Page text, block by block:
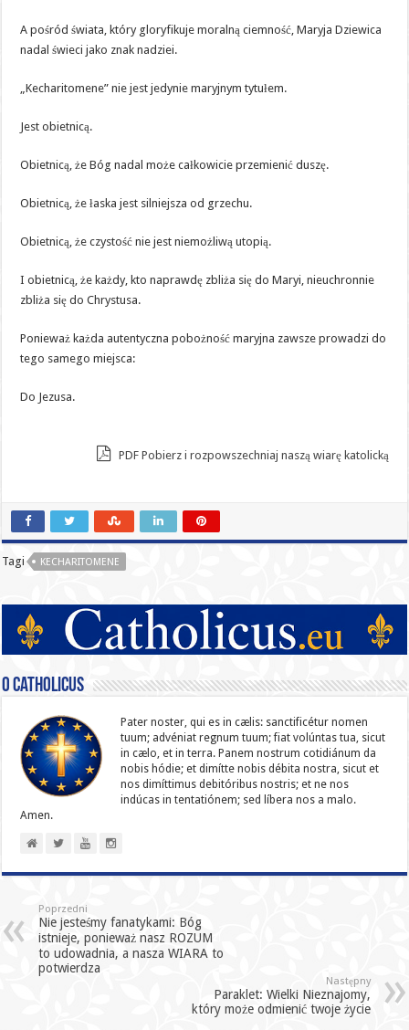
A pośród świata, który gloryfikuje moralną ciemność, Maryja Dziewica
nadal świeci jako znak nadziei.
„Kecharitomene” nie jest jedynie maryjnym tytułem.
Jest obietnicą.
Obietnicą, że Bóg nadal może całkowicie przemienić duszę.
Obietnicą, że łaska jest silniejsza od grzechu.
Obietnicą, że czystość nie jest niemożliwą utopią.
I obietnicą, że każdy, kto naprawdę zbliża się do Maryi, nieuchronnie
zbliża się do Chrystusa.
Ponieważ każda autentyczna pobożność maryjna zawsze prowadzi do
tego samego miejsca:
Do Jezusa.
PDF Pobierz i rozpowszechniaj naszą wiarę katolicką
Tagi KECHARITOMENE
O catholicus
Pater noster, qui es in cælis: sanc­ti­ficétur nomen
tuum; advéniat regnum tuum; fiat volúntas tua, sicut
in cælo, et in terra. Panem nostrum cotidiánum da
nobis hódie; et dimítte nobis débita nostra, sicut et
nos dimíttimus debitóribus nostris; et ne nos
indúcas in ten­ta­tiónem; sed líbera nos a malo.
Amen.
Poprzedni
Nie jesteśmy fanatykami: Bóg
istnieje, ponieważ nasz ROZUM
to udowadnia, a nasza WIARA to
potwierdza
Następny
Paraklet: Wielki Nieznajomy,
który może odmienić twoje życie